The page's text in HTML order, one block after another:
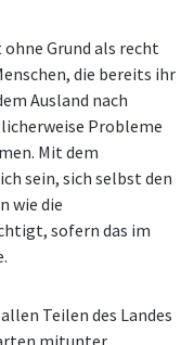
Grund als recht
die bereits ihr
Ausland nach
Probleme
Mit dem
sein, sich selbst den
wie die
sofern das im
Teilen des Landes
mitunter